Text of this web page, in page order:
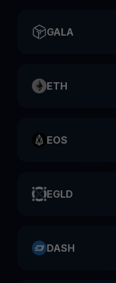
GALA
ETH
EOS
EGLD
DASH